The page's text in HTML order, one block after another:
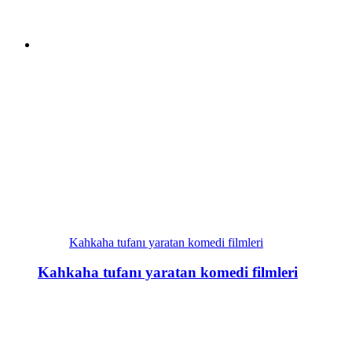
Kahkaha tufanı yaratan komedi filmleri
Kahkaha tufanı yaratan komedi filmleri